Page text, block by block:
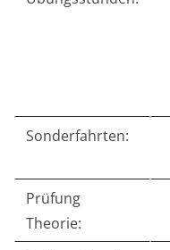
Sonderfahrten:
Prüfung
Theorie: